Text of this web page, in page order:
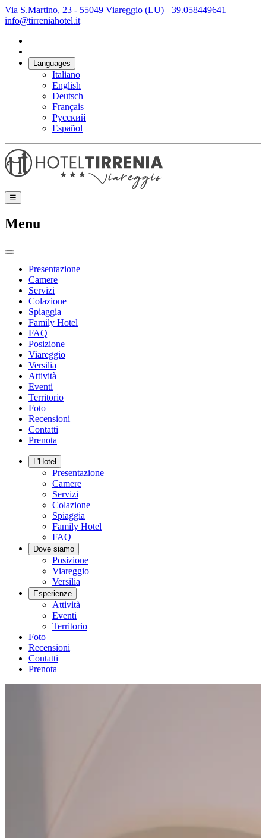
Via S.Martino, 23 - 55049 Viareggio (LU) +39.058449641
info@tirreniahotel.it
Languages
Italiano
English
Deutsch
Français
Русский
Español
☰
Menu
Presentazione
Camere
Servizi
Colazione
Spiaggia
Family Hotel
FAQ
Posizione
Viareggio
Versilia
Attività
Eventi
Territorio
Foto
Recensioni
Contatti
Prenota
L'Hotel
Presentazione
Camere
Servizi
Colazione
Spiaggia
Family Hotel
FAQ
Dove siamo
Posizione
Viareggio
Versilia
Esperienze
Attività
Eventi
Territorio
Foto
Recensioni
Contatti
Prenota